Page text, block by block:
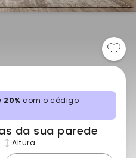
20% com o código
da sua parede
Altura